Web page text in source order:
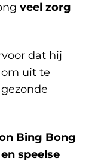
veel zorg
dat hij
uit te
Bing Bong
speelse